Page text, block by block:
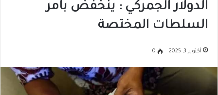
الدولار الجمركي : ينخفض بامر
السلطات المختصة
أكتوبر 3, 2025 0